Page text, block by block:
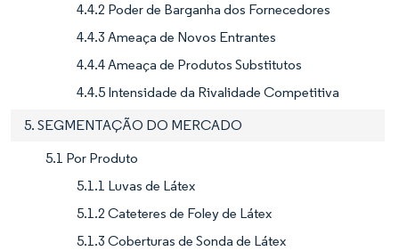
4.4.2 Poder de Barganha dos Fornecedores
4.4.3 Ameaça de Novos Entrantes
4.4.4 Ameaça de Produtos Substitutos
4.4.5 Intensidade da Rivalidade Competitiva
5. SEGMENTAÇÃO DO MERCADO
5.1 Por Produto
5.1.1 Luvas de Látex
5.1.2 Cateteres de Foley de Látex
5.1.3 Coberturas de Sonda de Látex